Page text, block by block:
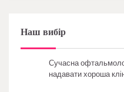
Наш вибір
Сучасна
надавати хороша